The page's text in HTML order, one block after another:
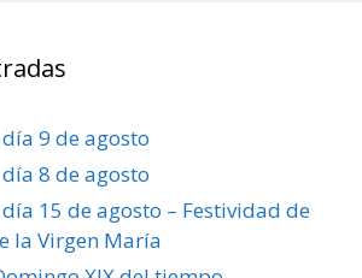
9 de agosto
8 de agosto
15 de agosto – Festividad de
la Virgen María